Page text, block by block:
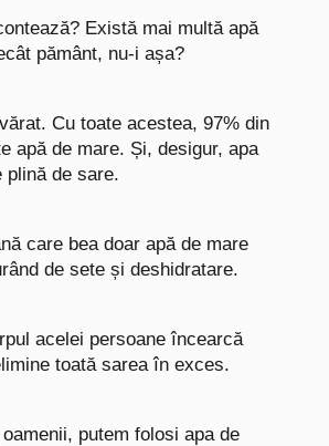
Există mai multă apă
pământ, nu-i așa?
Cu toate acestea, 97% din
apă de mare. Și, desigur, apa
plină de sare.
care bea doar apă de mare
de sete și deshidratare.
acelei persoane încearcă
toată sarea în exces.
putem folosi apa de